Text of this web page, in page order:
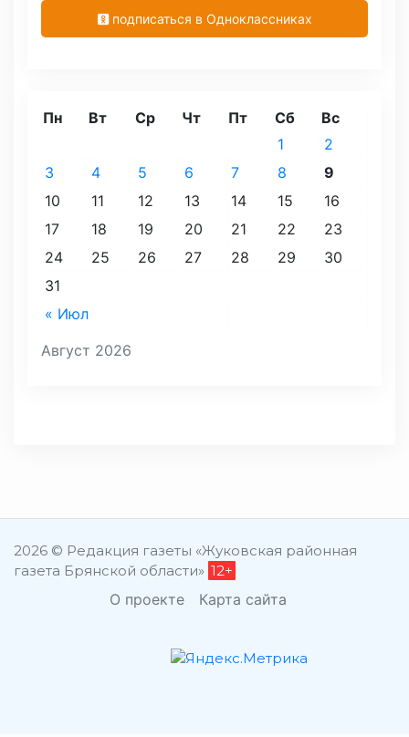
подписаться в Одноклассниках
Август 2026
Пн Вт Ср Чт Пт Сб Вс
« Июл
1
2
3
4 5 6 7 8
9
10
11 12 13 14 15
16
17
18 19 20 21 22
23
24
25 26 27 28 29
30
31
2026 © Редакция газеты «Жуковская районная
газета Брянской области» 12+
О проекте Карта сайта